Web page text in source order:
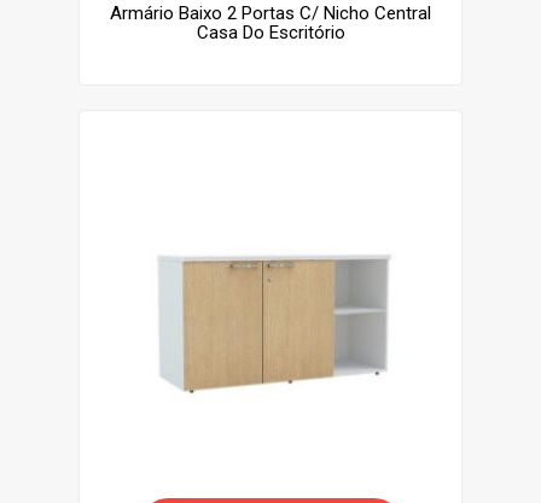
Armário Baixo 2 Portas C/ Nicho Central
Casa Do Escritório